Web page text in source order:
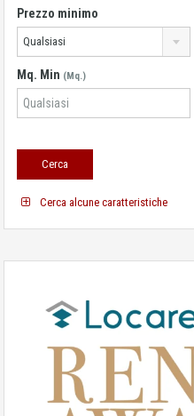
Prezzo minimo
Qualsiasi
Mq. Min (Mq.)
Cerca alcune caratteristiche